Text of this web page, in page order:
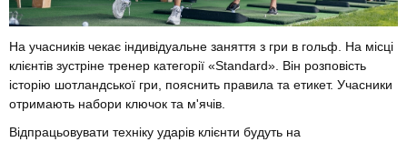
На учасників чекає індивідуальне заняття з гри в гольф. На місці
клієнтів зустріне тренер категорії «Standard». Він розповість
історію шотландської гри, пояснить правила та етикет. Учасники
отримають набори ключок та м'ячів.
Відпрацьовувати техніку ударів клієнти будуть на